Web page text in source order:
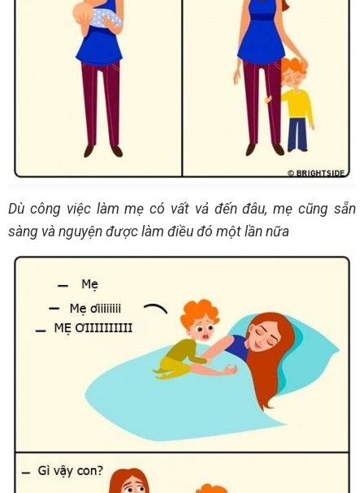
Dù công việc làm mẹ có vất vả đến đâu, mẹ cũng sẵn
sàng và nguyện được làm điều đó một lần nữa